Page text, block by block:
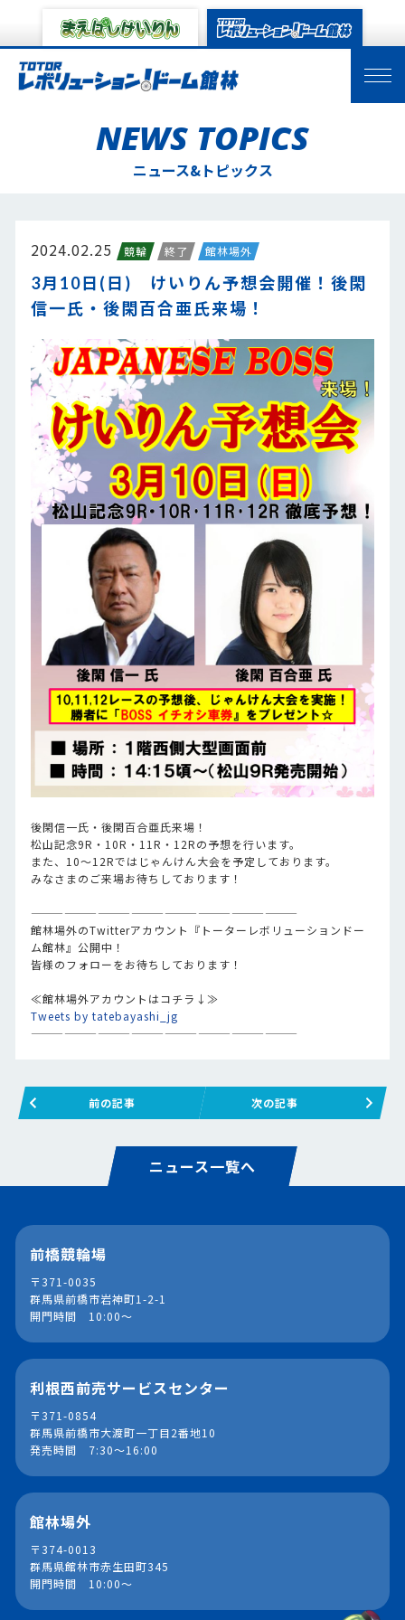
NEWS TOPICS
ニュース&トピックス
2024.02.25 競輪 終了 館林場外
3月10日(日) けいりん予想会開催！後閑
信一氏・後閑百合亜氏来場！
後閑信一氏・後閑百合亜氏来場！
松山記念9R・10R・11R・12Rの予想を行います。
また、10～12Rではじゃんけん大会を予定しております。
みなさまのご来場お待ちしております！
————————————————————————
館林場外のTwitterアカウント『トーターレボリューションドー
ム館林』公開中！
皆様のフォローをお待ちしております！
≪館林場外アカウントはコチラ↓≫
Tweets by tatebayashi_jg
————————————————————————
前の記事 次の記事
ニュース一覧へ
前橋競輪場
〒371-0035
群馬県前橋市岩神町1-2-1
開門時間 10:00～
利根西前売サービスセンター
〒371-0854
群馬県前橋市大渡町一丁目2番地10
発売時間 7:30～16:00
館林場外
〒374-0013
群馬県館林市赤生田町345
開門時間 10:00～